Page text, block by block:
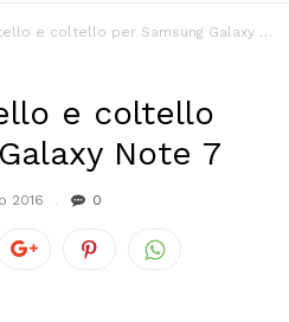
e coltello per Samsung Galaxy Note 7
e coltello
Note 7
2016 0